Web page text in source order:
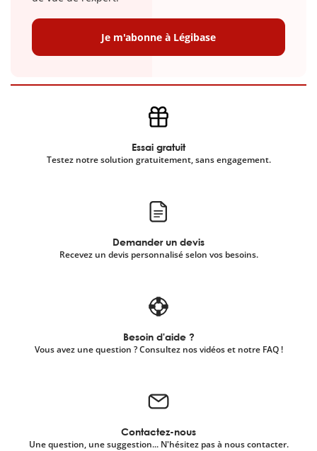
Je m'abonne à Légibase
Essai gratuit
Testez notre solution gratuitement, sans engagement.
Demander un devis
Recevez un devis personnalisé selon vos besoins.
Besoin d'aide ?
Vous avez une question ? Consultez nos vidéos et notre FAQ !
Contactez-nous
Une question, une suggestion... N'hésitez pas à nous contacter.